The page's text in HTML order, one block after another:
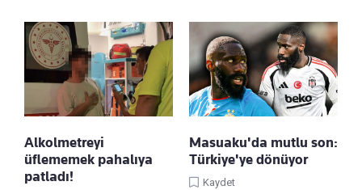
Alkolmetreyi
üflememek pahalıya
patladı!
Masuaku'da mutlu son:
Türkiye'ye dönüyor
Kaydet